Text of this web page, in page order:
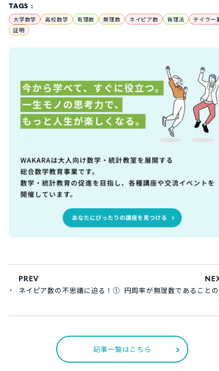
TAGS :
大学数学 高校数学 有理数 無理数 ネイピア数 背理法
テイラー
証明
PREV
ネイピア数の不思議に迫る！① 円周率が無理数であること
記事一覧はこちら